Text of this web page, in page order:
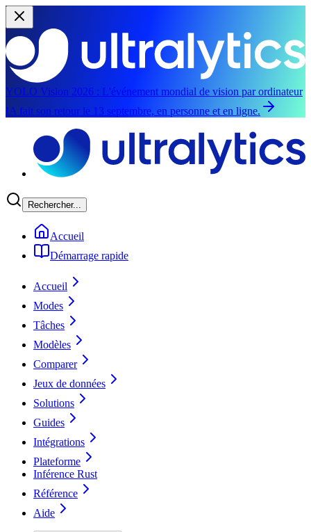
YOLO Vision 2026 : L'événement mondial de vision par ordinateur
IA fait son retour le 13 septembre, en personne et en ligne.
Rechercher...
Accueil
Démarrage rapide
Accueil
Modes
Tâches
Modèles
Comparer
Jeux de données
Solutions
Guides
Intégrations
Plateforme
Inférence Rust
Référence
Aide